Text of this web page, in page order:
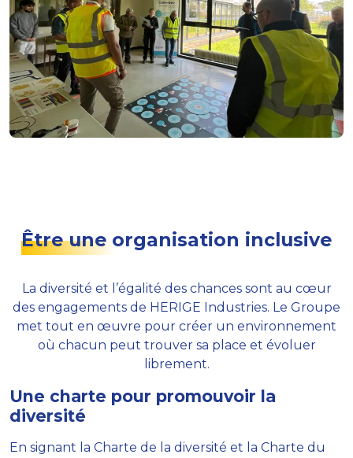
Être une organisation inclusive
La diversité et l’égalité des chances sont au cœur
des engagements de HERIGE Industries. Le Groupe
met tout en œuvre pour créer un environnement
où chacun peut trouver sa place et évoluer
librement.
Une charte pour promouvoir la
diversité
En signant la Charte de la diversité et la Charte du